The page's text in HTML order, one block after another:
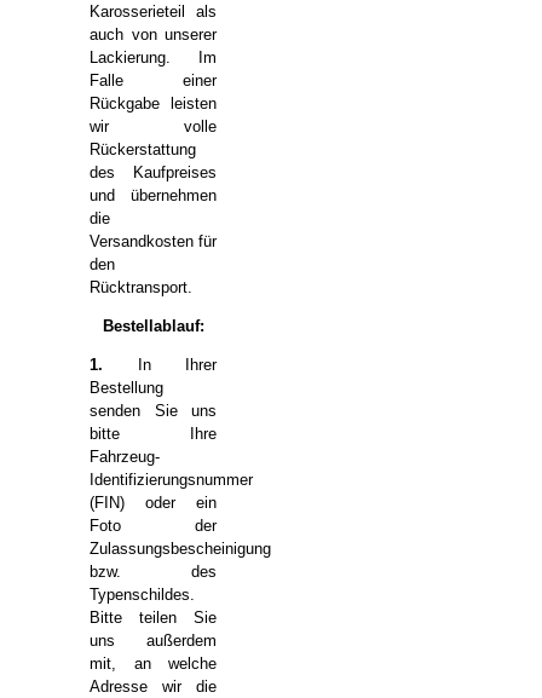
Karosserieteil als
auch von unserer
Lackierung. Im
Falle einer
Rückgabe leisten
wir volle
Rückerstattung
des Kaufpreises
und übernehmen
die
Versandkosten für
den
Rücktransport.
Bestellablauf:
1. In Ihrer
Bestellung
senden Sie uns
bitte Ihre
Fahrzeug-
Identifizierungsnummer
(FIN) oder ein
Foto der
Zulassungsbescheinigung
bzw. des
Typenschildes.
Bitte teilen Sie
uns außerdem
mit, an welche
Adresse wir die